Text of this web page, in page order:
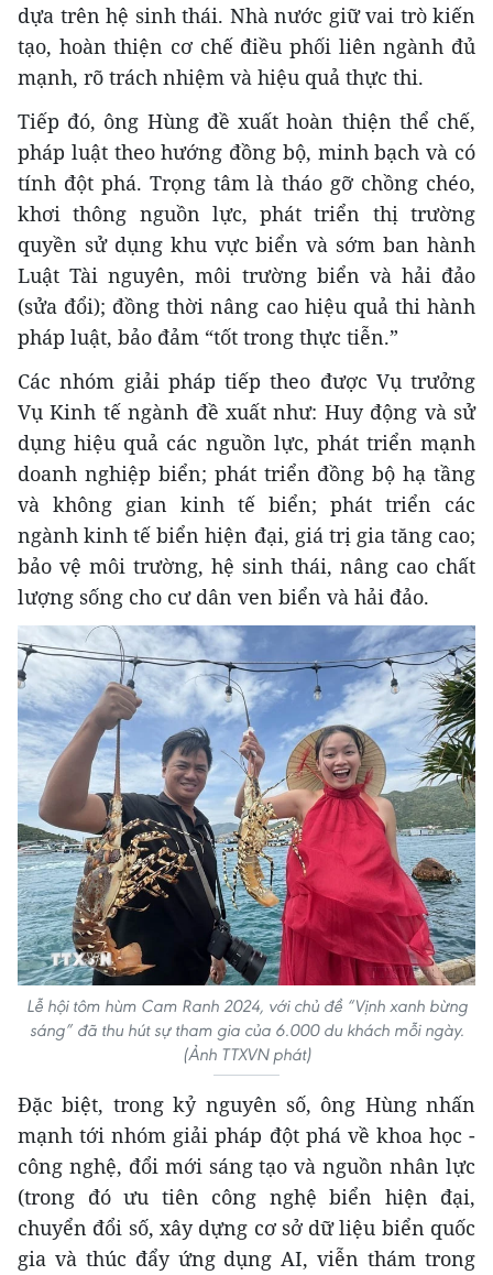
dựa trên hệ sinh thái. Nhà nước giữ vai trò kiến
tạo, hoàn thiện cơ chế điều phối liên ngành đủ
mạnh, rõ trách nhiệm và hiệu quả thực thi.
Tiếp đó, ông Hùng đề xuất hoàn thiện thể chế,
pháp luật theo hướng đồng bộ, minh bạch và có
tính đột phá. Trọng tâm là tháo gỡ chồng chéo,
khơi thông nguồn lực, phát triển thị trường
quyền sử dụng khu vực biển và sớm ban hành
Luật Tài nguyên, môi trường biển và hải đảo
(sửa đổi); đồng thời nâng cao hiệu quả thi hành
pháp luật, bảo đảm “tốt trong thực tiễn.”
Các nhóm giải pháp tiếp theo được Vụ trưởng
Vụ Kinh tế ngành đề xuất như: Huy động và sử
dụng hiệu quả các nguồn lực, phát triển mạnh
doanh nghiệp biển; phát triển đồng bộ hạ tầng
và không gian kinh tế biển; phát triển các
ngành kinh tế biển hiện đại, giá trị gia tăng cao;
bảo vệ môi trường, hệ sinh thái, nâng cao chất
lượng sống cho cư dân ven biển và hải đảo.
Lễ hội tôm hùm Cam Ranh 2024, với chủ đề “Vịnh xanh bừng
sáng” đã thu hút sự tham gia của 6.000 du khách mỗi ngày.
(Ảnh TTXVN phát)
Đặc biệt, trong kỷ nguyên số, ông Hùng nhấn
mạnh tới nhóm giải pháp đột phá về khoa học -
công nghệ, đổi mới sáng tạo và nguồn nhân lực
(trong đó ưu tiên công nghệ biển hiện đại,
chuyển đổi số, xây dựng cơ sở dữ liệu biển quốc
gia và thúc đẩy ứng dụng AI, viễn thám trong